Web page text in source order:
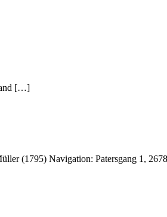
[…]
(1795) Navigation: Patersgang 1,